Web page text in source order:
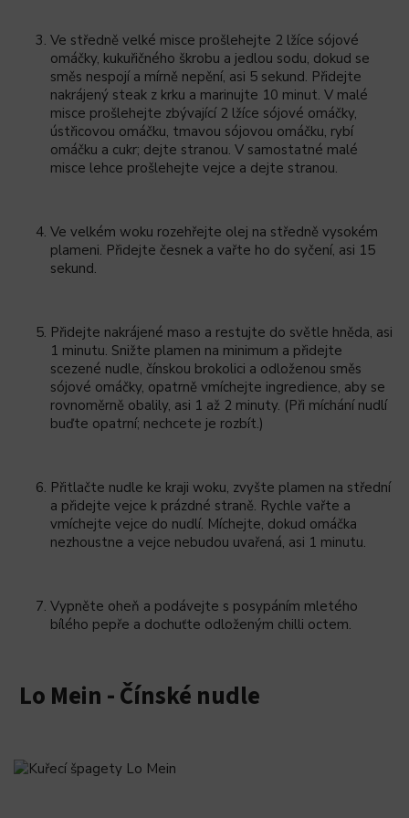
Ve středně velké misce prošlehejte 2 lžíce sójové
omáčky, kukuřičného škrobu a jedlou sodu, dokud se
směs nespojí a mírně nepění, asi 5 sekund. Přidejte
nakrájený steak z krku a marinujte 10 minut. V malé
misce prošlehejte zbývající 2 lžíce sójové omáčky,
ústřicovou omáčku, tmavou sójovou omáčku, rybí
omáčku a cukr; dejte stranou. V samostatné malé
misce lehce prošlehejte vejce a dejte stranou.
Ve velkém woku rozehřejte olej na středně vysokém
plameni. Přidejte česnek a vařte ho do syčení, asi 15
sekund.
Přidejte nakrájené maso a restujte do světle hněda, asi
1 minutu. Snižte plamen na minimum a přidejte
scezené nudle, čínskou brokolici a odloženou směs
sójové omáčky, opatrně vmíchejte ingredience, aby se
rovnoměrně obalily, asi 1 až 2 minuty. (Při míchání nudlí
buďte opatrní; nechcete je rozbít.)
Přitlačte nudle ke kraji woku, zvyšte plamen na střední
a přidejte vejce k prázdné straně. Rychle vařte a
vmíchejte vejce do nudlí. Míchejte, dokud omáčka
nezhoustne a vejce nebudou uvařená, asi 1 minutu.
Vypněte oheň a podávejte s posypáním mletého
bílého pepře a dochuťte odloženým chilli octem.
Lo Mein - Čínské nudle